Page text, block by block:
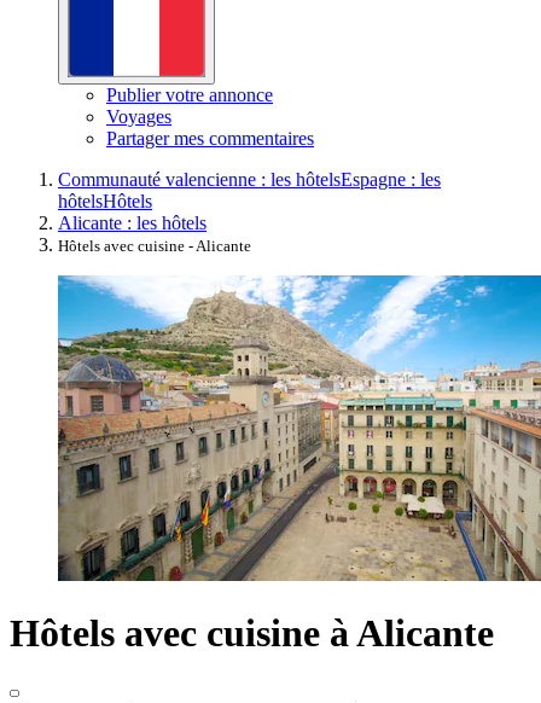
Publier votre annonce
Voyages
Partager mes commentaires
Communauté valencienne : les hôtelsEspagne : les
hôtelsHôtels
Alicante : les hôtels
Hôtels avec cuisine - Alicante
Hôtels avec cuisine à Alicante